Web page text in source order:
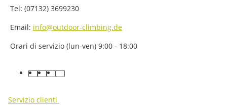
Tel: (07132) 3699230
Email: info@outdoor-climbing.de
Orari di servizio (lun-ven) 9:00 - 18:00
facebook
youtube
instagram
tiktok
Servizio clienti